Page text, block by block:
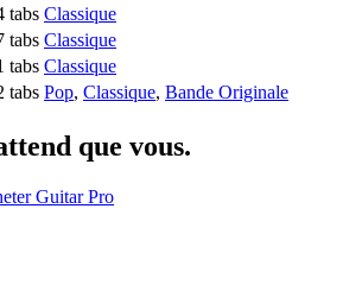
tabs Classique
tabs Classique
tabs Classique
tabs Pop, Classique, Bande Originale
que vous.
Guitar Pro